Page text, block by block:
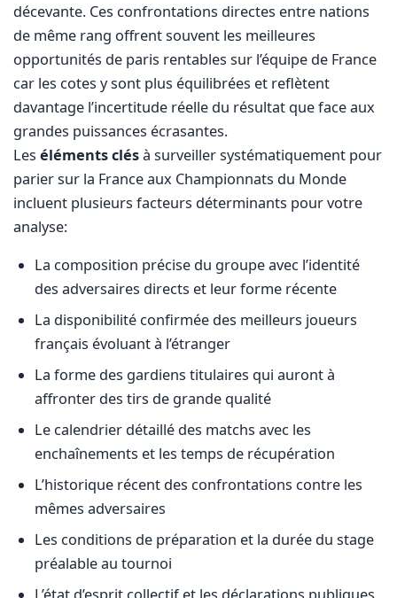
décevante. Ces confrontations directes entre nations
de même rang offrent souvent les meilleures
opportunités de paris rentables sur l’équipe de France
car les cotes y sont plus équilibrées et reflètent
davantage l’incertitude réelle du résultat que face aux
grandes puissances écrasantes.
Les éléments clésà surveiller systématiquement pour
parier sur la France aux Championnats du Monde
incluent plusieurs facteurs déterminants pour votre
analyse:
La composition précise du groupe avec l’identité
des adversaires directs et leur forme récente
La disponibilité confirmée des meilleurs joueurs
français évoluant à l’étranger
La forme des gardiens titulaires qui auront à
affronter des tirs de grande qualité
Le calendrier détaillé des matchs avec les
enchaînements et les temps de récupération
L’historique récent des confrontations contre les
mêmes adversaires
Les conditions de préparation et la durée du stage
préalable au tournoi